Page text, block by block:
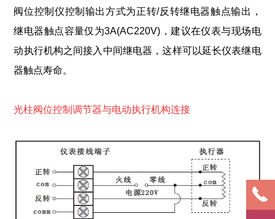
阀位控制仪控制输出方式为正转/反转继电器触点输出，
继电器触点容量仅为3A(AC220V)，建议在仪表与现场电
动执行机构之间接入中间继电器，这样可以延长仪表继电
器触点寿命。
光柱阀位控制调节器与电动执行机构连接